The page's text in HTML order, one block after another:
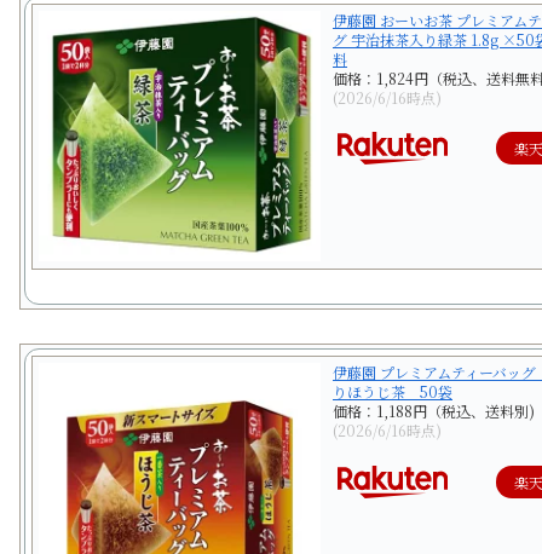
伊藤園 おーいお茶 プレミアム
グ 宇治抹茶入り緑茶 1.8g
料
価格：1,824円（税込、送料無
(2026/6/16時点)
楽
伊藤園 プレミアムティーバッ
りほうじ茶 50袋
価格：1,188円（税込、送料別)
(2026/6/16時点)
楽